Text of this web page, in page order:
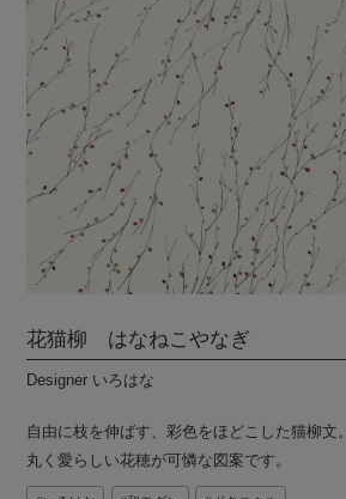
花猫柳 はなねこやなぎ
Designer いろはな
自由に枝を伸ばす、彩色をほどこした猫柳文。
丸く愛らしい花穂が可憐な図案です。